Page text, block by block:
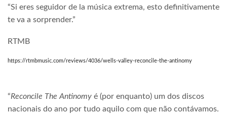
“Si eres seguidor de la música extrema, esto definitivamente
te va a sorprender.”
RTMB
https://rtmbmusic.com/reviews/4036/wells-valley-reconcile-the-antinomy
“Reconcile The Antinomy é (por enquanto) um dos discos
nacionais do ano por tudo aquilo com que não contávamos.